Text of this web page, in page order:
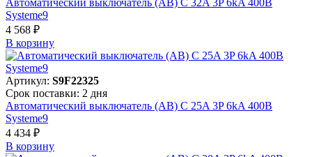
Systeme9
4 568 ₽
В корзинy
Артикул: S9F22325
Срок поставки: 2 дня
Автоматический выключатель (АВ) C 25A 3P 6kA 400В
Systeme9
4 434 ₽
В корзинy